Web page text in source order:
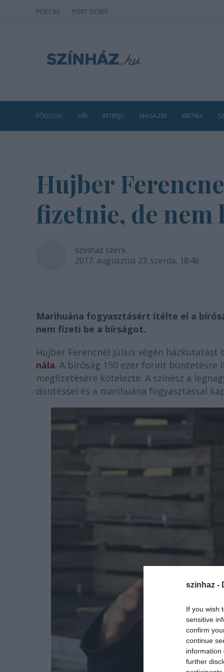
szinhaz -
If you wish
sensitive
confirm
continue
information
further
PORT.hu PORT TICKET
FŐOLDAL HÍR INTERJÚ MAGAZIN KRITIKA
Hujber
fizetnie, de nem
szinhaz szerk.
2017. augusztus 23. szerda, 18:46
Marihuána fogyasztásért ítélte el a
nem fizeti be a bírságot.
Hujber Ferencnél július végén
nála. A bíróság 150 ezer forint
megfizetésére kötelezte. A színész a
döntéssel és a marihuána fogyasztással